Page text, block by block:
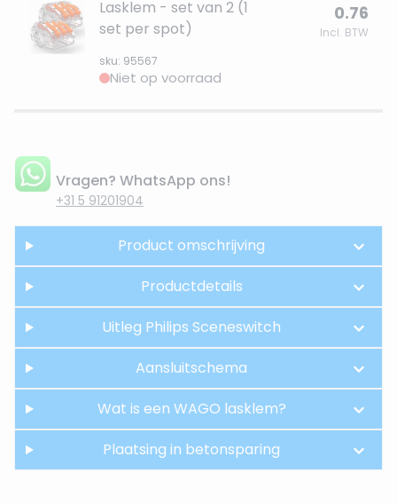
Lasklem - set van 2 (1
set per spot)
sku: 95567
0.76
Incl. BTW
Niet op voorraad
Vragen? WhatsApp ons!
+31 5 91201904
Product omschrijving
Productdetails
Uitleg Philips Sceneswitch
Aansluitschema
Wat is een WAGO lasklem?
Plaatsing in betonsparing